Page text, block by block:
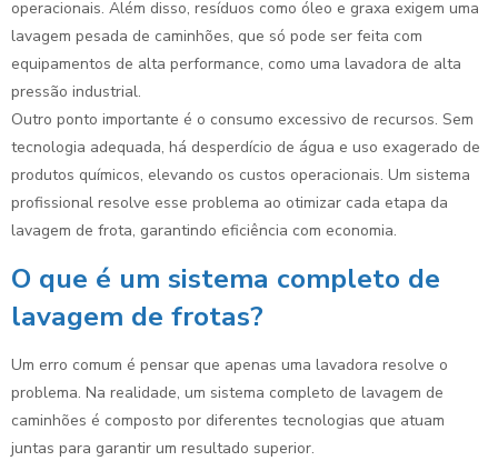
operacionais. Além disso, resíduos como óleo e graxa exigem uma
lavagem pesada de caminhões, que só pode ser feita com
equipamentos de alta performance, como uma lavadora de alta
pressão industrial.
Outro ponto importante é o consumo excessivo de recursos. Sem
tecnologia adequada, há desperdício de água e uso exagerado de
produtos químicos, elevando os custos operacionais. Um sistema
profissional resolve esse problema ao otimizar cada etapa da
lavagem de frota, garantindo eficiência com economia.
O que é um sistema completo de
lavagem de frotas?
Um erro comum é pensar que apenas uma lavadora resolve o
problema. Na realidade, um sistema completo de lavagem de
caminhões é composto por diferentes tecnologias que atuam
juntas para garantir um resultado superior.